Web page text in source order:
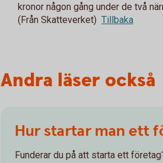
kronor någon gång under de två
(Från Skatteverket) Tillbaka
Andra läser också
Hur startar man ett
Funderar du på att starta ett